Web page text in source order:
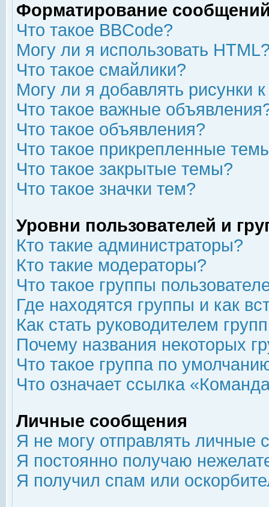
Форматирование
Что такое BBCode?
Могу ли я использовать
Что такое смайлики?
Могу ли я добавлять рисунки
Что такое важные
Что такое объявления?
Что такое прикрепленные
Что такое закрытые темы?
Что такое значки тем?
Уровни пользователей и
Кто такие администраторы?
Кто такие модераторы?
Что такое группы
Где находятся группы и как
Как стать руководителем
Почему названия некоторых
Что такое группа по
Что означает ссылка
Личные сообщения
Я не могу отправлять личные
Я постоянно получаю
Я получил спам или